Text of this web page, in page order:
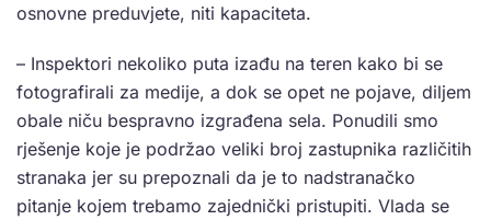
osnovne preduvjete, niti kapaciteta.
– Inspektori nekoliko puta izađu na teren kako bi se
fotografirali za medije, a dok se opet ne pojave, diljem
obale niču bespravno izgrađena sela. Ponudili smo
rješenje koje je podržao veliki broj zastupnika različitih
stranaka jer su prepoznali da je to nadstranačko
pitanje kojem trebamo zajednički pristupiti. Vlada se